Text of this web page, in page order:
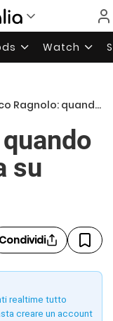
Watch
quando l’amicizia trionfa su tutto
su
Condividi
realtime tutto
creare un account